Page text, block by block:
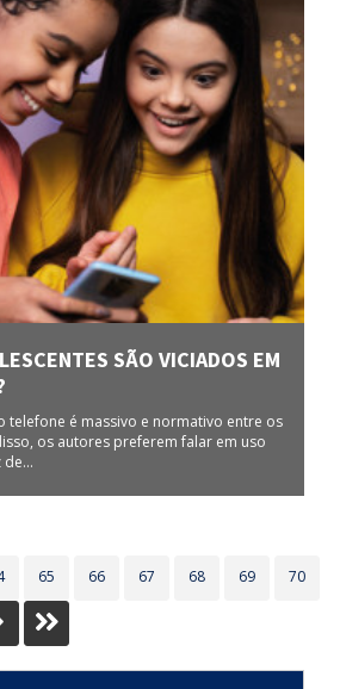
SÃO VICIADOS EM
telefone é massivo e normativo entre os
os autores preferem falar em uso
65 66 67 68 69 70
Último